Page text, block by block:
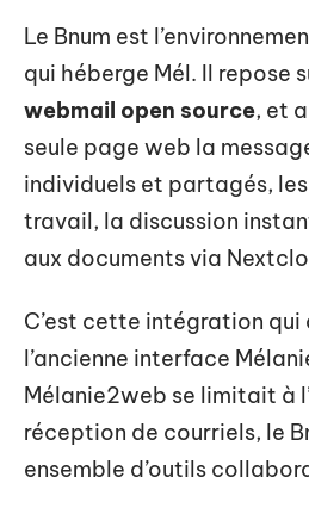
Le Bnum est
qui héberge Mél. Il repose
webmail open source, et
seule page web la
individuels et partagés,
travail, la discussion
aux documents via
C’est cette intégration qui
l’ancienne interface
Mélanie2web se limitait à
réception de courriels, le
ensemble d’outils